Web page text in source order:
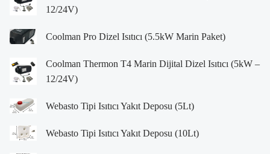
12/24V)
Coolman Pro Dizel Isıtıcı (5.5kW Marin Paket)
Coolman Thermon T4 Marin Dijital Dizel Isıtıcı (5kW –
12/24V)
Webasto Tipi Isıtıcı Yakıt Deposu (5Lt)
Webasto Tipi Isıtıcı Yakıt Deposu (10Lt)